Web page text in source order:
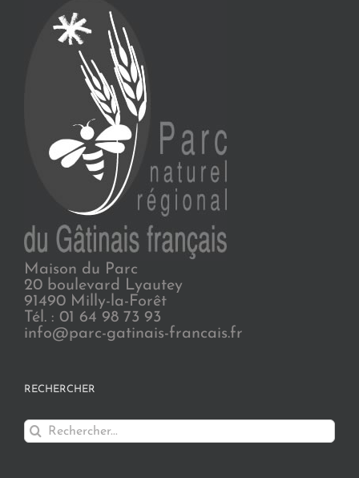
Maison du Parc
20 boulevard Lyautey
91490 Milly-la-Forêt
Tél. : 01 64 98 73 93
info@parc-gatinais-francais.fr
RECHERCHER
Rechercher: